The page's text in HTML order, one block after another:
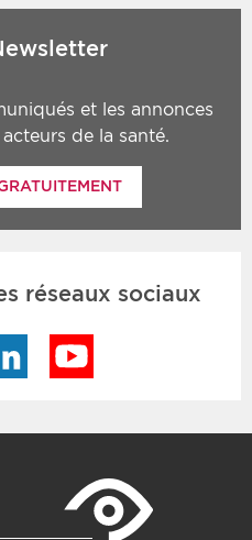
et les annonces
de la santé.
réseaux sociaux
LinkedIn